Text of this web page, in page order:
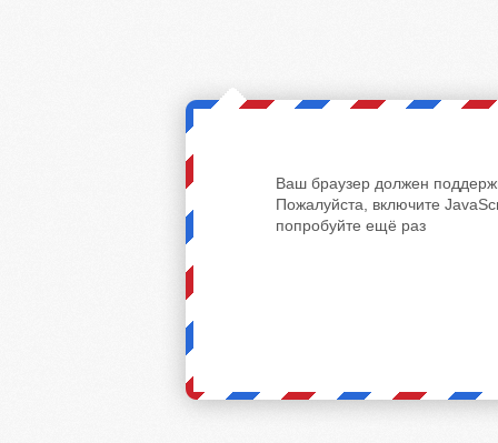
Ваш браузер должен
Пожалуйста, включите
попробуйте ещё раз